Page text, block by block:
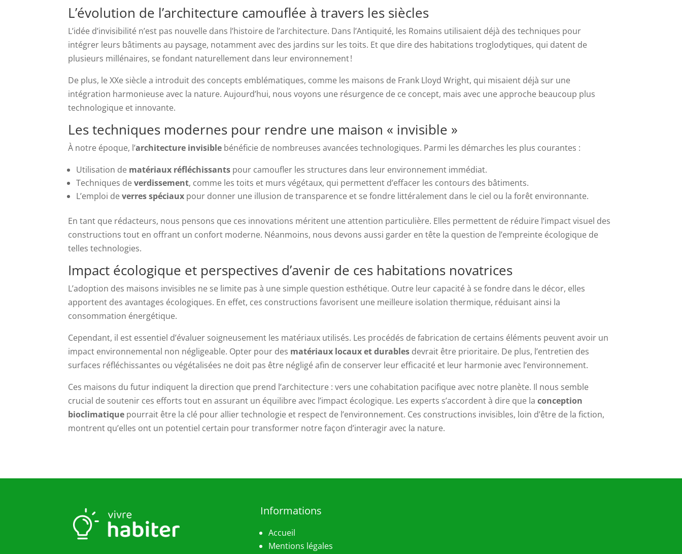
L’évolution de l’architecture camouflée à travers les siècles
L’idée d’invisibilité n’est pas nouvelle dans l’histoire de l’architecture. Dans l’Antiquité, les Romains utilisaient déjà des techniques pour
intégrer leurs bâtiments au paysage, notamment avec des jardins sur les toits. Et que dire des habitations troglodytiques, qui datent de
plusieurs millénaires, se fondant naturellement dans leur environnement !
De plus, le XXe siècle a introduit des concepts emblématiques, comme les maisons de Frank Lloyd Wright, qui misaient déjà sur une
intégration harmonieuse avec la nature. Aujourd’hui, nous voyons une résurgence de ce concept, mais avec une approche beaucoup plus
technologique et innovante.
Les techniques modernes pour rendre une maison « invisible »
À notre époque, l’architecture invisible bénéficie de nombreuses avancées technologiques. Parmi les démarches les plus courantes :
Utilisation de matériaux réfléchissants pour camoufler les structures dans leur environnement immédiat.
Techniques deverdissement, comme les toits et murs végétaux, qui permettent d’effacer les contours des bâtiments.
L’emploi deverres spéciaux pour donner une illusion de transparence et se fondre littéralement dans le ciel ou la forêt environnante.
En tant que rédacteurs, nous pensons que ces innovations méritent une attention particulière. Elles permettent de réduire l’impact visuel des
constructions tout en offrant un confort moderne. Néanmoins, nous devons aussi garder en tête la question de l’empreinte écologique de
telles technologies.
Impact écologique et perspectives d’avenir de ces habitations novatrices
L’adoption des maisons invisibles ne se limite pas à une simple question esthétique. Outre leur capacité à se fondre dans le décor, elles
apportent des avantages écologiques. En effet, ces constructions favorisent une meilleure isolation thermique, réduisant ainsi la
consommation énergétique.
Cependant, il est essentiel d’évaluer soigneusement les matériaux utilisés. Les procédés de fabrication de certains éléments peuvent avoir un
impact environnemental non négligeable. Opter pour des matériaux locaux et durables devrait être prioritaire. De plus, l’entretien des
surfaces réfléchissantes ou végétalisées ne doit pas être négligé afin de conserver leur efficacité et leur harmonie avec l’environnement.
Ces maisons du futur indiquent la direction que prend l’architecture : vers une cohabitation pacifique avec notre planète. Il nous semble
crucial de soutenir ces efforts tout en assurant un équilibre avec l’impact écologique. Les experts s’accordent à dire que laconception
bioclimatique pourrait être la clé pour allier technologie et respect de l’environnement. Ces constructions invisibles, loin d’être de la fiction,
montrent qu’elles ont un potentiel certain pour transformer notre façon d’interagir avec la nature.
Informations
Accueil
Mentions légales